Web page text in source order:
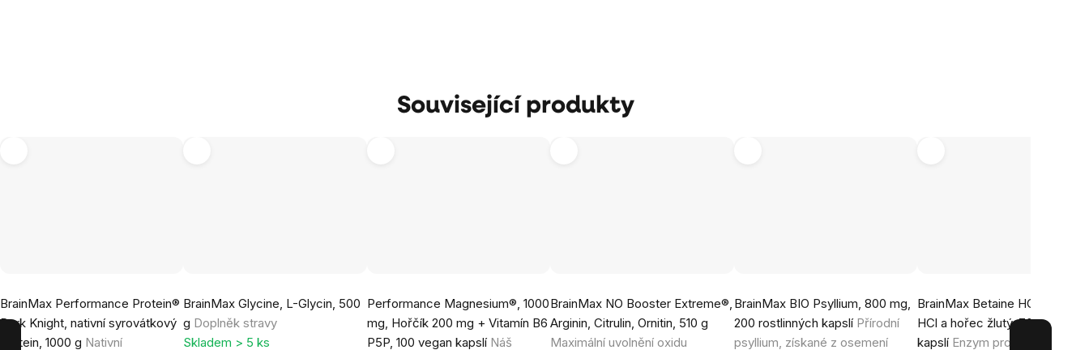
Související produkty
BrainMax Performance Protein®
Dark Knight, nativní syrovátkový
protein, 1000 g Nativní
hodnocení
produktu
BrainMax Glycine, L-Glycin, 500
g Doplněk stravy
hodnocení
produktu
Skladem > 5 ks
Performance Magnesium®, 1000
mg, Hořčík 200 mg + Vitamín B6
P5P, 100 vegan kapslí Náš
hodnocení
produktu
BrainMax NO Booster Extreme®,
Arginin, Citrulin, Ornitin, 510 g
Maximální uvolnění oxidu
hodnocení
produktu
BrainMax BIO Psyllium, 800 mg,
200 rostlinných kapslí Přírodní
psyllium, získané z osemení
hodnocení
produktu
BrainMax Betaine HCl, Betain
HCl a hořec žlutý, 700 mg, 90
kapslí Enzym pro podporu
hodnocení
produktu